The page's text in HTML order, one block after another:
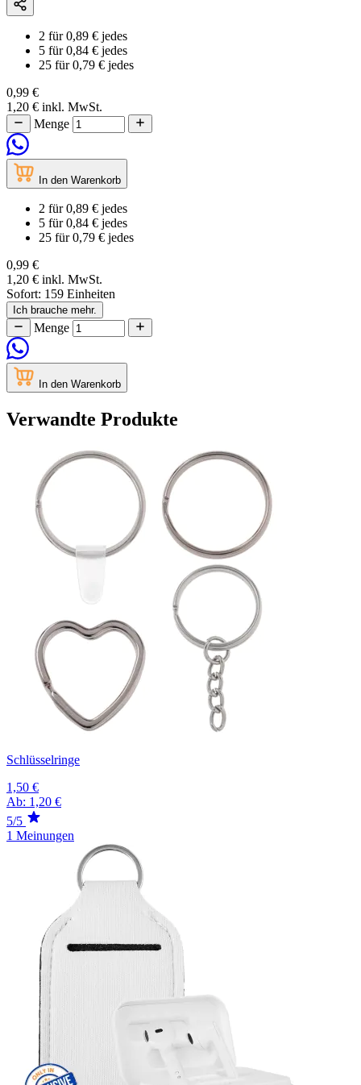
2 für0,89 € jedes
5 für0,84 € jedes
25 für0,79 € jedes
0,99 €
1,20 € inkl. MwSt.
Menge
In den Warenkorb
2 für0,89 € jedes
5 für0,84 € jedes
25 für0,79 € jedes
0,99 €
1,20 € inkl. MwSt.
Sofort: 159 Einheiten
Ich brauche mehr.
Menge
In den Warenkorb
Verwandte Produkte
Schlüsselringe
1,50 €
Ab: 1,20 €
5/5
1 Meinungen